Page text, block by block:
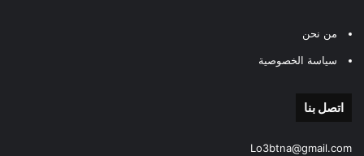
من نحن
سياسة الخصوصية
اتصل بنا
Lo3btna@gmail.com